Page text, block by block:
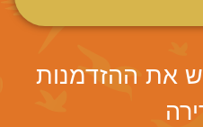
את ההזדמנות